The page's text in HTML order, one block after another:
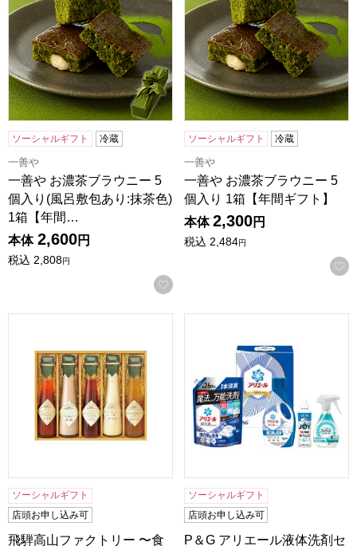
ソーシャルギフト 冷蔵
一善や
一善や お濃茶ブラウニー 5
個入り(風呂敷包あり:抹茶色)
1箱【年間…
本体 2,600円
税込 2,808円
お気に入りに登録する
ソーシャルギフト 冷蔵
一善や
一善や お濃茶ブラウニー 5
個入り 1箱【年間ギフト】
本体 2,300円
税込 2,484円
ソーシャルギフト
店頭お申し込み可
飛騨高山ファクトリー 〜食
ソーシャルギフト
店頭お申し込み可
P＆G アリエール液体洗剤セ